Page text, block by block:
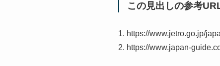
この見出しの参考
1. https://www.jetro.go.jp/
2. https://www.japan-